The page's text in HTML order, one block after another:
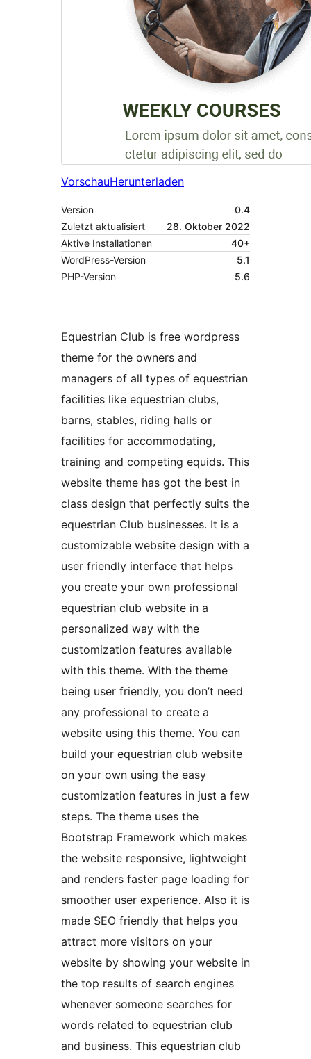
VorschauHerunterladen
Version
0.4
Zuletzt aktualisiert
28. Oktober 2022
Aktive Installationen
40+
WordPress-Version
5.1
PHP-Version
5.6
Equestrian Club is free wordpress
theme for the owners and
managers of all types of equestrian
facilities like equestrian clubs,
barns, stables, riding halls or
facilities for accommodating,
training and competing equids. This
website theme has got the best in
class design that perfectly suits the
equestrian Club businesses. It is a
customizable website design with a
user friendly interface that helps
you create your own professional
equestrian club website in a
personalized way with the
customization features available
with this theme. With the theme
being user friendly, you don’t need
any professional to create a
website using this theme. You can
build your equestrian club website
on your own using the easy
customization features in just a few
steps. The theme uses the
Bootstrap Framework which makes
the website responsive, lightweight
and renders faster page loading for
smoother user experience. Also it is
made SEO friendly that helps you
attract more visitors on your
website by showing your website in
the top results of search engines
whenever someone searches for
words related to equestrian club
and business. This equestrian club